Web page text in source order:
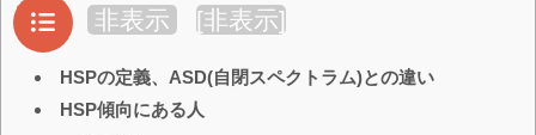
目次 非表示 [非表示]
HSPの定義、ASD(自閉スペクトラム)との違い
HSP傾向にある人